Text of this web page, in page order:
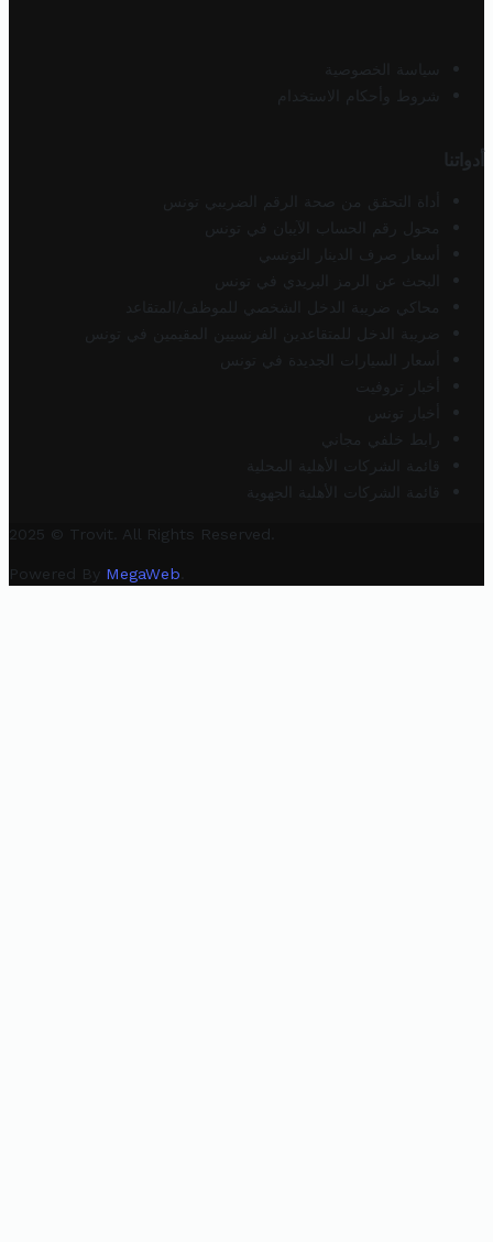
سياسة الخصوصية
شروط وأحكام الاستخدام
أدواتنا
أداة التحقق من صحة الرقم الضريبي تونس
محول رقم الحساب الآيبان في تونس
أسعار صرف الدينار التونسي
البحث عن الرمز البريدي في تونس
محاكي ضريبة الدخل الشخصي للموظف/المتقاعد
ضريبة الدخل للمتقاعدين الفرنسيين المقيمين في تونس
أسعار السيارات الجديدة في تونس
أخبار تروفيت
أخبار تونس
رابط خلفي مجاني
قائمة الشركات الأهلية المحلية
قائمة الشركات الأهلية الجهوية
2025 © Trovit. All Rights Reserved.
Powered By MegaWeb